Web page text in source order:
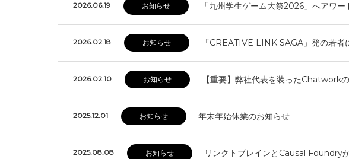
2026.06.19 お知らせ 「九州学生ゲーム大祭2026」へアワ
2026.02.18 お知らせ 「CREATIVE LINK SAGA」発の若
2026.02.10 お知らせ 【重要】弊社代表を装ったChatwork
2025.12.01 お知らせ 年末年始休業のお知らせ
2025.08.08 お知らせ
リンクトブレインとCausal Foundry